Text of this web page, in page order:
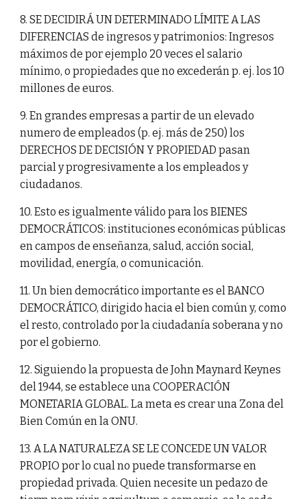
8. SE DECIDIRÁ UN DETERMINADO LÍMITE A LAS
DIFERENCIAS de ingresos y patrimonios: Ingresos
máximos de por ejemplo 20 veces el salario
mínimo, o propiedades que no excederán p. ej. los 10
millones de euros.
9. En grandes empresas a partir de un elevado
numero de empleados (p. ej. más de 250) los
DERECHOS DE DECISIÓN Y PROPIEDAD pasan
parcial y progresivamente a los empleados y
ciudadanos.
10. Esto es igualmente válido para los BIENES
DEMOCRÁTICOS: instituciones económicas públicas
en campos de enseñanza, salud, acción social,
movilidad, energía, o comunicación.
11. Un bien democrático importante es el BANCO
DEMOCRÁTICO, dirigido hacia el bien común y, como
el resto, controlado por la ciudadanía soberana y no
por el gobierno.
12. Siguiendo la propuesta de John Maynard Keynes
del 1944, se establece una COOPERACIÓN
MONETARIA GLOBAL. La meta es crear una Zona del
Bien Común en la ONU.
13. A LA NATURALEZA SE LE CONCEDE UN VALOR
PROPIO por lo cual no puede transformarse en
propiedad privada. Quien necesite un pedazo de